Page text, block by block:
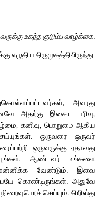
உகந்த குடும்ப வாழ்க்கை.
திருமுகத்திலிருந்து
அவரது
அதற்கு இசைய பரிவு,
கனிவு, பொறுமை ஆகிய
ஒருவரை ஒருவர்
ஒருவருக்கு ஏதாவது
ஆண்டவர் உங்களை
வேண்டும். இவை
கொண்டிருங்கள். அதுவே
செய்யும். கிறிஸ்து